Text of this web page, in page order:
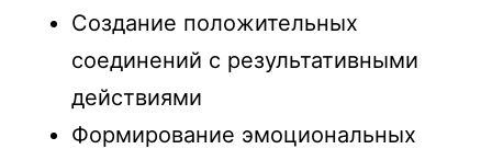
Создание положительных
соединений с результативными
действиями
Формирование эмоциональных